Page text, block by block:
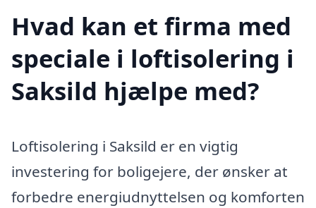
Hvad kan et firma med
speciale i loftisolering i
Saksild hjælpe med?
Loftisolering i Saksild er en vigtig
investering for boligejere, der ønsker at
forbedre energiudnyttelsen og komforten